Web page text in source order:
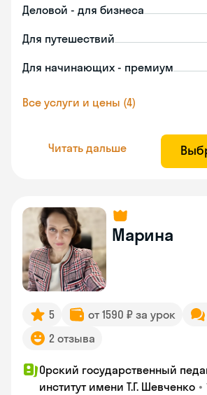
Деловой - для бизнеса
Для путешествий
Для начинающих - премиум
Все услуги и цены (4)
Читать дальше
Марина
5 от 1590 ₽ за урок
2 отзыва
Орский государственный
институт имени Т.Г. Шевченко •